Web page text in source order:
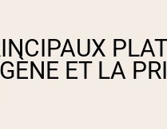
ET LA